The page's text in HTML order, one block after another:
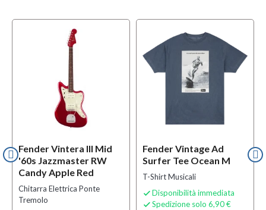
Fender Vintera III Mid
'60s Jazzmaster RW
Candy Apple Red
Chitarra Elettrica Ponte
Tremolo
Fender Vintage Ad
Surfer Tee Ocean M
T-Shirt Musicali
 Disponibilità immediata
 Spedizione solo 6,90 €